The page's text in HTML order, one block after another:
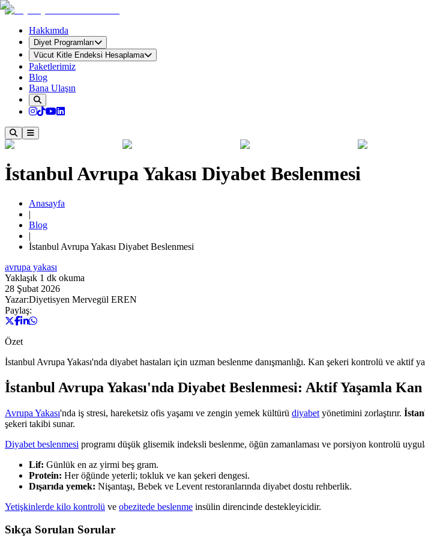
Hakkımda
Diyet Programları
Vücut Kitle Endeksi Hesaplama
Paketlerimiz
Blog
Bana Ulaşın
İstanbul Avrupa Yakası Diyabet Beslenmesi
Anasayfa
|
Blog
|
İstanbul Avrupa Yakası Diyabet Beslenmesi
avrupa yakası
Yaklaşık 1 dk okuma
28 Şubat 2026
Yazar:Diyetisyen Mervegül EREN
Paylaş:
Özet
İstanbul Avrupa Yakası'nda diyabet hastaları için uzman beslenme danışmanlığı. Kan şekeri kontrolü ve aktif
İstanbul Avrupa Yakası'nda Diyabet Beslenmesi: Aktif Yaşamla
Avrupa Yakası'nda iş stresi, hareketsiz ofis yaşamı ve zengin yemek kültürü diyabet yönetimini zorlaştırır.
şekeri takibi sunar.
Diyabet beslenmesi programı düşük glisemik indeksli beslenme, öğün zamanlaması ve porsiyon kontrolü
Lif: Günlük en az yirmi beş gram.
Protein: Her öğünde yeterli; tokluk ve kan şekeri dengesi.
Dışarıda yemek: Nişantaşı, Bebek ve Levent restoranlarında diyabet dostu rehberlik.
Yetişkinlerde kilo kontrolü ve obezitede beslenme insülin direncinde destekleyicidir.
Sıkça Sorulan Sorular